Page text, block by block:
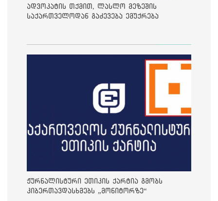
ადვოკატის თქმით, ლასლო მეზეშის
საქართველოდან გაძევება ემუქრება
ჟურნალისტური ეთიკის ქარტია გმობს
კიბერთავდასხმებს „მონიტორზე“